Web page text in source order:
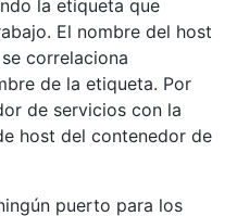
la etiqueta que
El nombre del host
correlaciona
de la etiqueta. Por
de servicios con la
host del contenedor de
puerto para los